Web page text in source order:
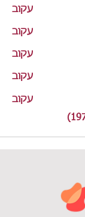
עקוב
עקוב
עקוב
עקוב
עקוב